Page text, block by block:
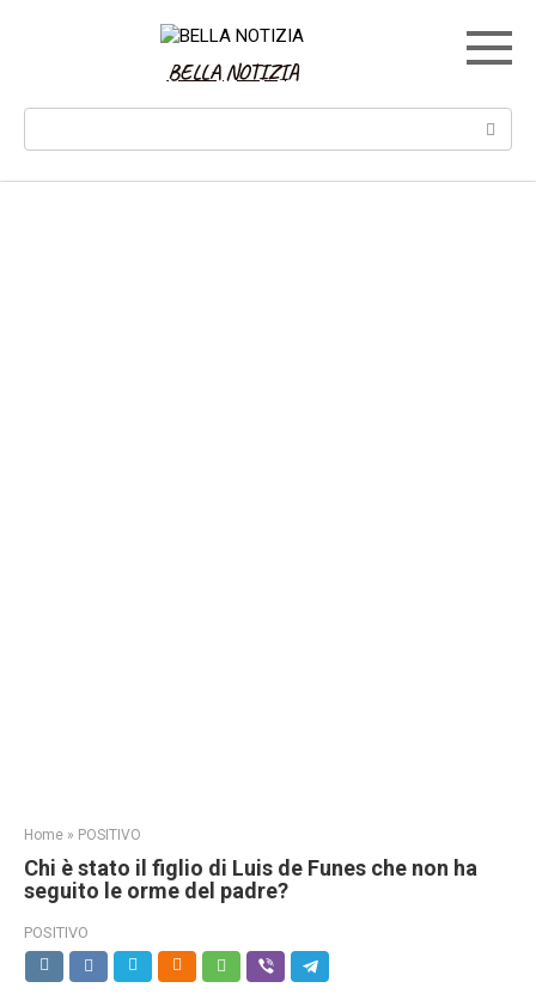
BELLA NOTIZIA
Search:
Home » POSITIVO
Chi è stato il figlio di Luis de Funes che non ha
seguito le orme del padre?
POSITIVO